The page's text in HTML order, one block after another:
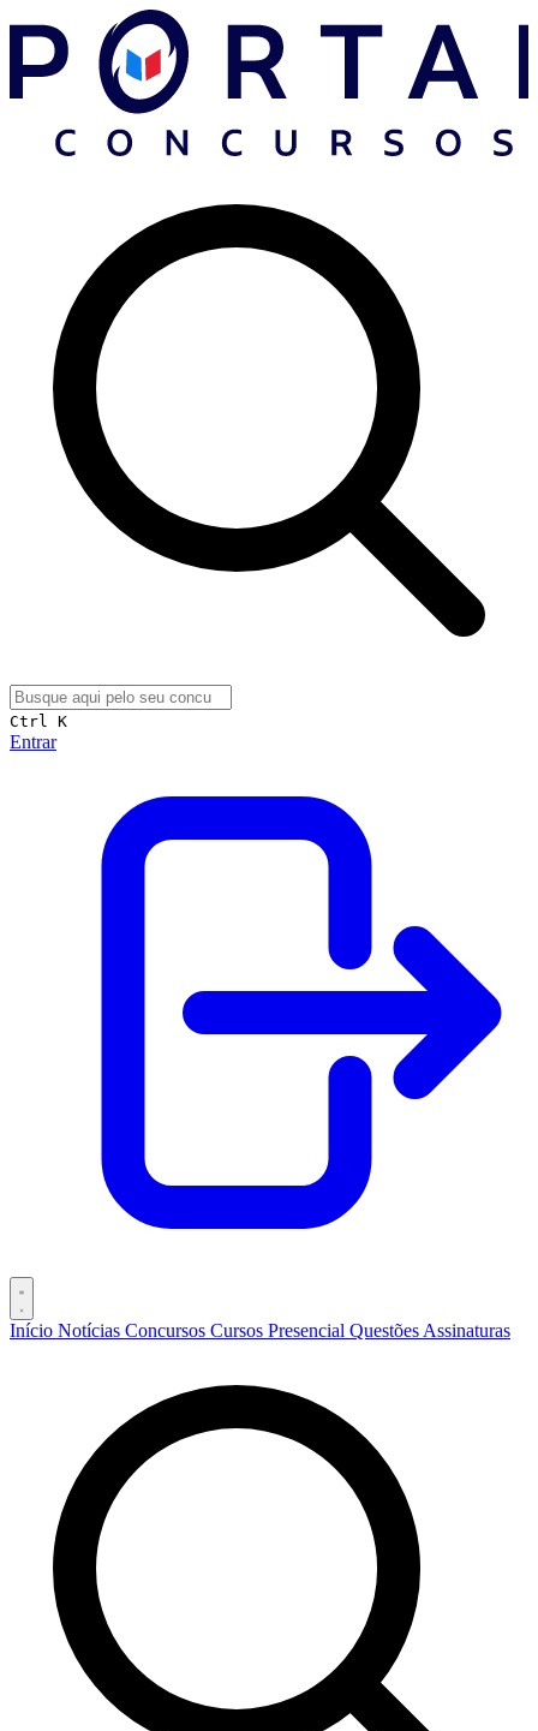
Ctrl K
Entrar
Início Notícias Concursos Cursos Presencial Questões Assinaturas